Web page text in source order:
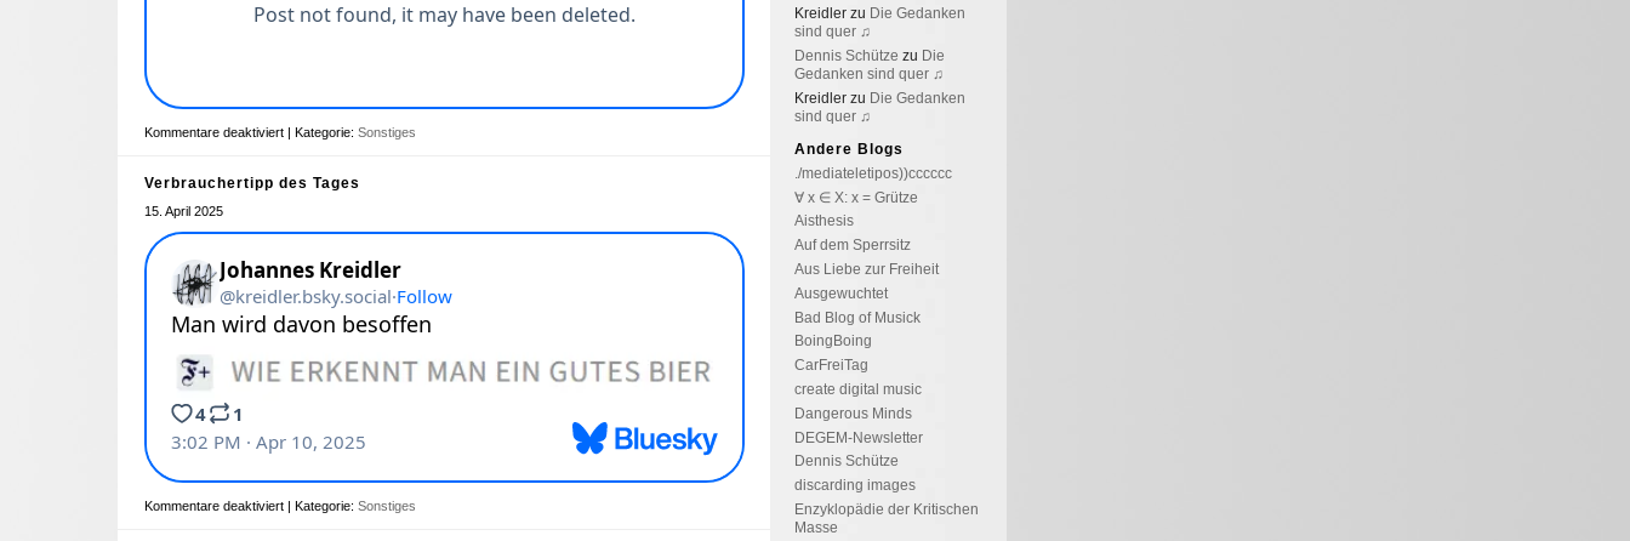
Kommentare deaktiviert | Kategorie: Sonstiges
Verbrauchertipp des Tages
15. April 2025
Kommentare deaktiviert | Kategorie: Sonstiges
Kreidler zu Die Gedanken
sind quer ♫
Dennis Schütze zu Die
Gedanken sind quer ♫
Kreidler zu Die Gedanken
sind quer ♫
Andere Blogs
./mediateletipos))cccccc
∀ x ∈ X: x = Grütze
Aisthesis
Auf dem Sperrsitz
Aus Liebe zur Freiheit
Ausgewuchtet
Bad Blog of Musick
BoingBoing
CarFreiTag
create digital music
Dangerous Minds
DEGEM-Newsletter
Dennis Schütze
discarding images
Enzyklopädie der Kritischen
Masse